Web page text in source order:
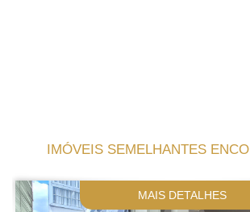
IMÓVEIS SEMELHANTES
MAIS DETALHES